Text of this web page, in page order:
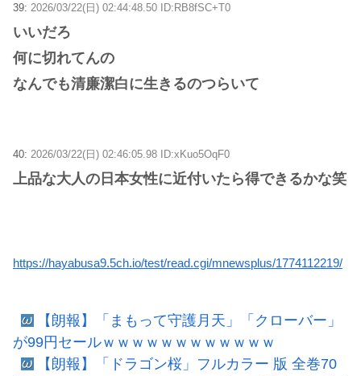
39: 2026/03/22(日) 02:44:48.50 ID:RB8fSC+T0
いいだろ
何に切れてんの
なんでも清廉潔白に生きるのつらいて
40: 2026/03/22(日) 02:46:05.98 ID:xKuo5OqF0
上品な大人の日本女性に近付いたら得できるかな笑
https://hayabusa9.5ch.io/test/read.cgi/mnewsplus/1774112219/
【朗報】「まもって守護月天」「クローバー」
が99円セールｗｗｗｗｗｗｗｗｗｗｗｗ
【朗報】「ドラゴン桜」フルカラー 版 全巻70